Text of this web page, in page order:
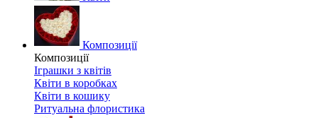
Композиції
Композиції
Іграшки з квітів
Квіти в коробках
Квіти в кошику
Ритуальна флористика